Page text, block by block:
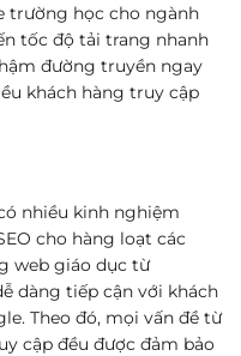
trường học cho ngành
tốc độ tải trang nhanh
đường truyền ngay
khách hàng truy cập
nhiều kinh nghiệm
cho hàng loạt các
web giáo dục từ
dàng tiếp cận với khách
Theo đó, mọi vấn đề từ
cập đều được đảm bảo